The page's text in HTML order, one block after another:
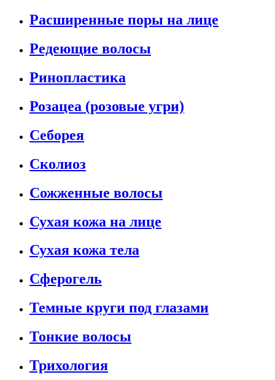
Расширенные поры на лице
Редеющие волосы
Ринопластика
Розацеа (розовые угри)
Себорея
Сколиоз
Сожженные волосы
Сухая кожа на лице
Сухая кожа тела
Сферогель
Темные круги под глазами
Тонкие волосы
Трихология